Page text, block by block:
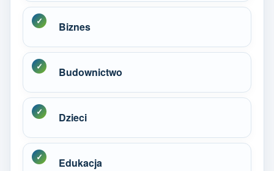
Biznes
Budownictwo
Dzieci
Edukacja